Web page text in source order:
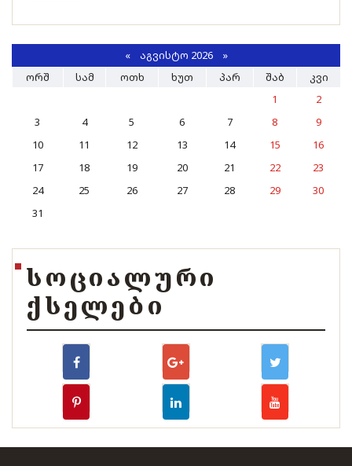
«ᲐᲒᲕᲘᲡᲢᲝ 2026 »
ᲝᲠᲨ
ᲡᲐᲛ ᲝᲗᲮ ᲮᲣᲗ ᲞᲐᲠ ᲨᲐᲑ
ᲙᲕᲘ
1
2
3
4 5 6 7 8
9
10
11 12 13 14 15
16
17
18 19 20 21 22
23
24
25 26 27 28 29
30
31
ᲡᲝᲪᲘᲐᲚᲣᲠᲘ
ᲥᲡᲔᲚᲔᲑᲘ